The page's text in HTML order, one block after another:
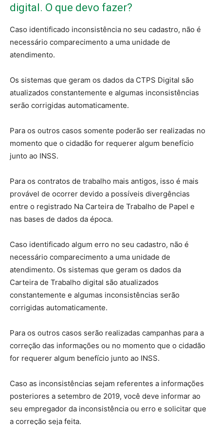
digital. O que devo fazer?
Caso identificado inconsistência no seu cadastro, não é
necessário comparecimento a uma unidade de
atendimento.
Os sistemas que geram os dados da CTPS Digital são
atualizados constantemente e algumas inconsistências
serão corrigidas automaticamente.
Para os outros casos somente poderão ser realizadas no
momento que o cidadão for requerer algum benefício
junto ao INSS.
Para os contratos de trabalho mais antigos, isso é mais
provável de ocorrer devido a possíveis divergências
entre o registrado Na Carteira de Trabalho de Papel e
nas bases de dados da época.
Caso identificado algum erro no seu cadastro, não é
necessário comparecimento a uma unidade de
atendimento. Os sistemas que geram os dados da
Carteira de Trabalho digital são atualizados
constantemente e algumas inconsistências serão
corrigidas automaticamente.
Para os outros casos serão realizadas campanhas para a
correção das informações ou no momento que o cidadão
for requerer algum benefício junto ao INSS.
Caso as inconsistências sejam referentes a informações
posteriores a setembro de 2019, você deve informar ao
seu empregador da inconsistência ou erro e solicitar que
a correção seja feita.